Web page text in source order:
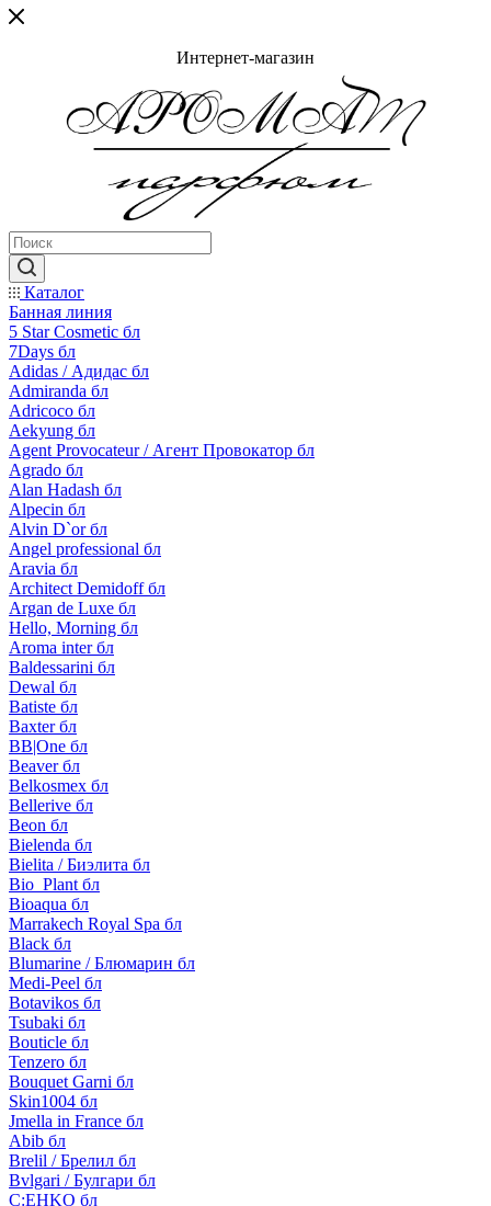
Интернет-магазин
Каталог
Банная линия
5 Star Cosmetic бл
7Days бл
Adidas / Адидас бл
Admiranda бл
Adricoco бл
Aekyung бл
Agent Provocateur / Агент Провокатор бл
Agrado бл
Alan Hadash бл
Alpecin бл
Alvin D`or бл
Angel professional бл
Aravia бл
Architect Demidoff бл
Argan de Luxe бл
Hello, Morning бл
Aroma inter бл
Baldessarini бл
Dewal бл
Batiste бл
Baxter бл
BB|One бл
Beaver бл
Belkosmex бл
Bellerive бл
Beon бл
Bielenda бл
Bielita / Биэлита бл
Bio_Plant бл
Bioaqua бл
Marrakech Royal Spa бл
Black бл
Blumarine / Блюмарин бл
Medi-Peel бл
Botavikos бл
Tsubaki бл
Bouticle бл
Tenzero бл
Bouquet Garni бл
Skin1004 бл
Jmella in France бл
Abib бл
Brelil / Брелил бл
Bvlgari / Булгари бл
C:EHKO бл